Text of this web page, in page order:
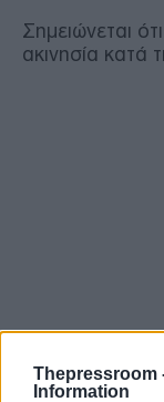
Thepressroom
Information
Σημειώνεται
ακινησία κατά